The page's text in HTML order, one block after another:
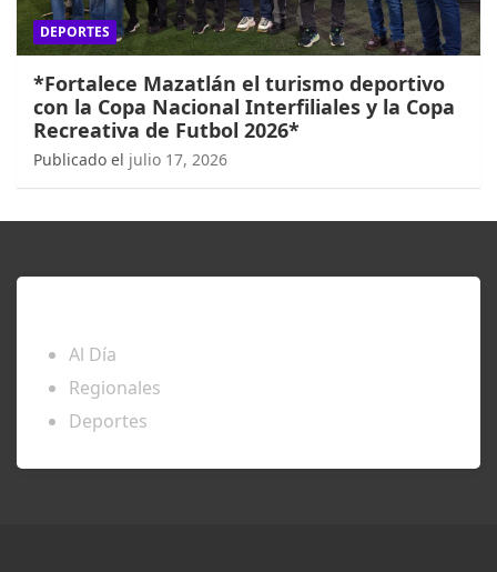
DEPORTES
*Fortalece Mazatlán el turismo deportivo
con la Copa Nacional Interfiliales y la Copa
Recreativa de Futbol 2026*
Publicado el julio 17, 2026
Al Día
Regionales
Deportes